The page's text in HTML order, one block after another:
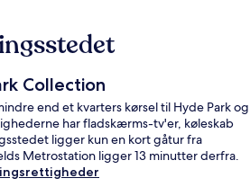
Collection
end et kvarters kørsel til Hyde Park og
har fladskærms-tv'er, køleskab
ligger kun en kort gåtur fra
Metrostation ligger 13 minutter derfra.